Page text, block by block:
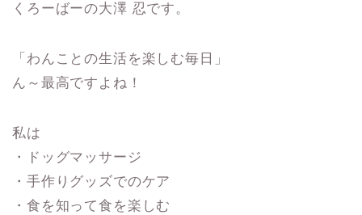
くろーばーの大澤 忍です。
「わんことの生活を楽しむ毎日」
ん～最高ですよね！
私は
・ドッグマッサージ
・手作りグッズでのケア
・食を知って食を楽しむ